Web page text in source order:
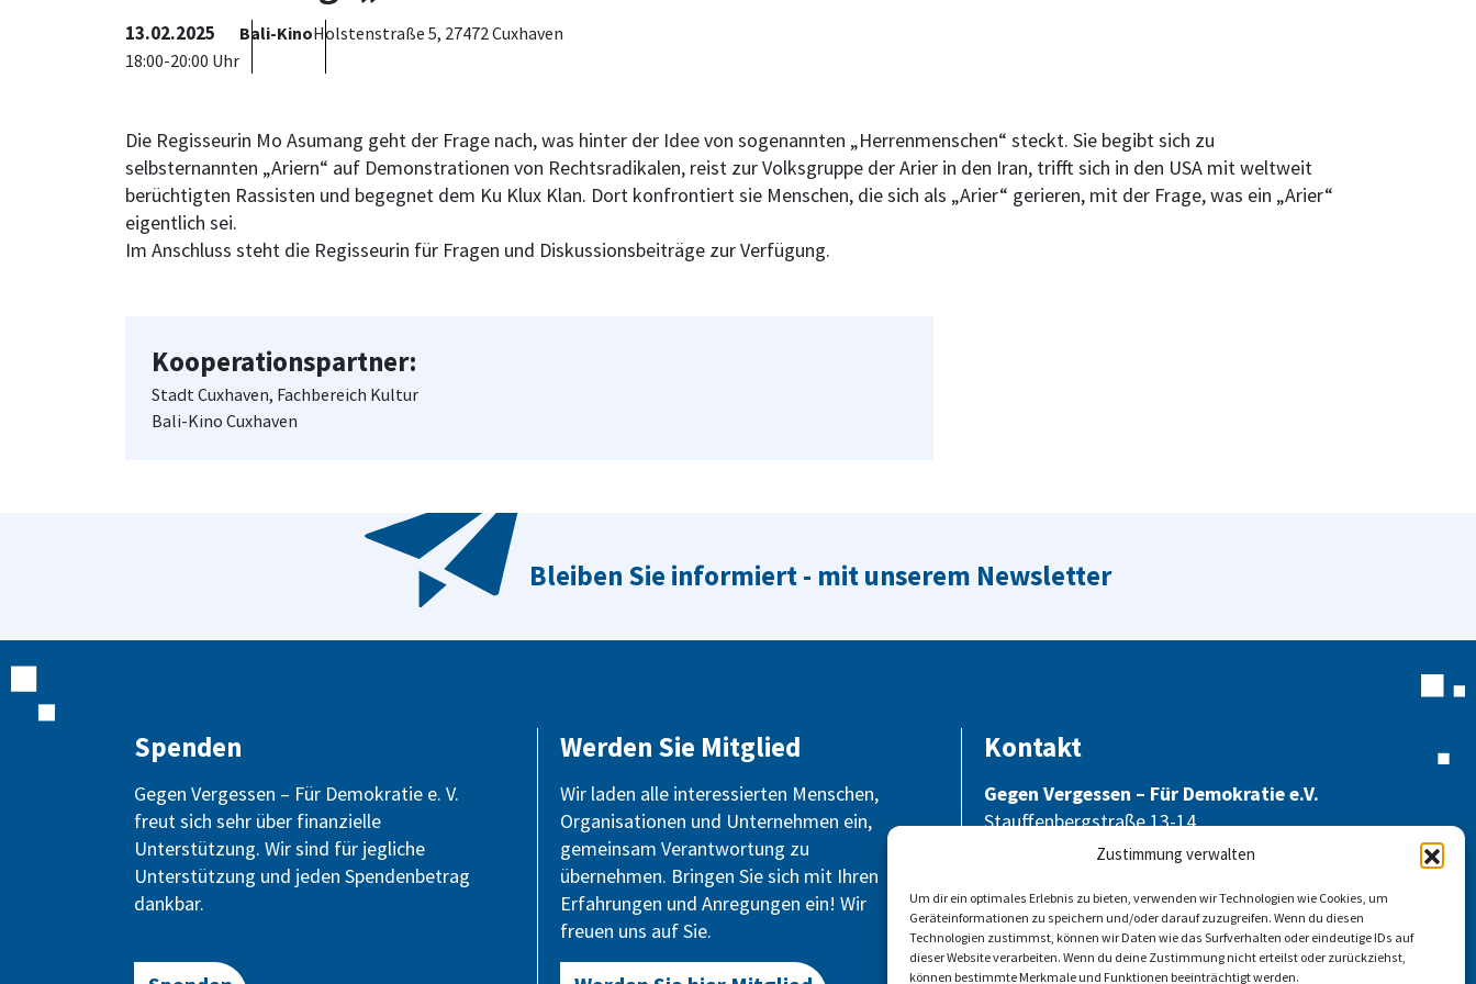
Zustimmung verwalten
Um dir ein optimales Erlebnis zu bieten, verwenden wir Technologien wie Cookies, um
Geräteinformationen zu speichern und/oder darauf zuzugreifen. Wenn du diesen
Technologien zustimmst, können wir Daten wie das Surfverhalten oder eindeutige IDs auf
dieser Website verarbeiten. Wenn du deine Zustimmung nicht erteilst oder zurückziehst,
können bestimmte Merkmale und Funktionen beeinträchtigt werden.
13.02.2025
18:00-20:00 Uhr
Bali-KinoHolstenstraße 5, 27472 Cuxhaven
Die Regisseurin Mo Asumang geht der Frage nach, was hinter der Idee von sogenannten „Herrenmenschen“ steckt. Sie begibt sich zu
selbsternannten „Ariern“ auf Demonstrationen von Rechtsradikalen, reist zur Volksgruppe der Arier in den Iran, trifft sich in den USA mit weltweit
berüchtigten Rassisten und begegnet dem Ku Klux Klan. Dort konfrontiert sie Menschen, die sich als „Arier“ gerieren, mit der Frage, was ein „Arier“
eigentlich sei.
Im Anschluss steht die Regisseurin für Fragen und Diskussionsbeiträge zur Verfügung.
Kooperationspartner:
Stadt Cuxhaven, Fachbereich Kultur
Bali-Kino Cuxhaven
Bleiben Sie informiert - mit unserem Newsletter
Spenden
Gegen Vergessen – Für Demokratie e. V.
freut sich sehr über finanzielle
Unterstützung. Wir sind für jegliche
Unterstützung und jeden Spendenbetrag
dankbar.
Werden Sie Mitglied
Wir laden alle interessierten Menschen,
Organisationen und Unternehmen ein,
gemeinsam Verantwortung zu
übernehmen. Bringen Sie sich mit Ihren
Erfahrungen und Anregungen ein! Wir
freuen uns auf Sie.
Kontakt
Gegen Vergessen – Für Demokratie e.V.
Stauffenbergstraße 13-14
info@gegen-vergessen.de